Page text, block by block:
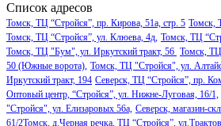
Список адресов
Томск, ТЦ “Стройся”, пр. Кирова, 51а, стр. 5 Томск,
Томск, ТЦ “Стройся”, ул. Клюева, 4д, Томск, ТЦ
Томск, ТЦ "Бум", ул. Иркутский тракт, 56 Томск, ТЦ
50 (Южные ворота), Томск, ТЦ "Стройся", ул.
Иркутский тракт, 194 Северск, ТЦ “Стройся”, пр.
Оптовый центр, “Стройся”, ул. Нижне-Луговая, 16/1,
"Стройся", ул. Елизаровых 56а, Северск, магазин-
61/2Томск, д.Черная речка, ТЦ “Стройся”,